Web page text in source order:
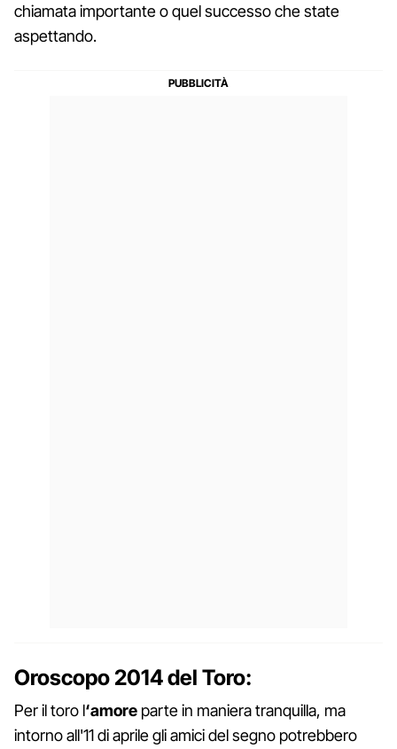
chiamata importante o quel successo che state
aspettando.
Oroscopo 2014 del Toro:
Per il toro l‘amore parte in maniera tranquilla, ma
intorno all'11 di aprile gli amici del segno potrebbero